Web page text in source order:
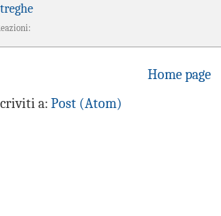
Home page
a: Post (Atom)